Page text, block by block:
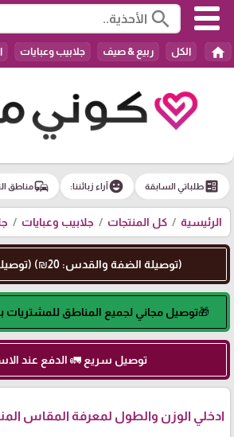
search
home الكل ربيع & صيف جلابيب وعبايات
ballotطلباتي السابقة emoji_emotionsآراء زبائننا: commuteمناطق
الرئيسية كل المنتجات جلابيب وعبايات
(توصيلة الضفة والقدس: 20₪) (توصيلة الداخل: 50₪)
🎁توصيل مجاني لجميع المناطق للمشتريات بـ500 شيكل او
توصيل سريع 🚛 الدفع عند
ادخلي الوزن والطول لمعرفة المقاس